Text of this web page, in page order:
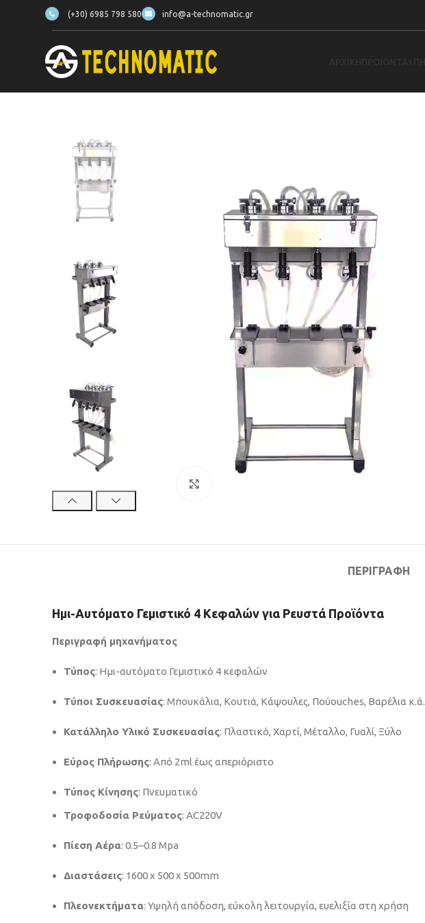
(+30) 6985 798 580 info@a-technomatic.gr
ΠΕΡΙΓΡΑΦΉ
Ημι-Αυτόματο Γεμιστικό 4 Κεφαλών για Ρευστά Προϊόντα
Περιγραφή μηχανήματος
Τύπος: Ημι-αυτόματο Γεμιστικό 4 κεφαλών
Τύποι Συσκευασίας: Μπουκάλια, Κουτιά, Κάψουλες, Πούouches, Βαρέλια κ.ά.
Κατάλληλο Υλικό Συσκευασίας: Πλαστικό, Χαρτί, Μέταλλο, Γυαλί, Ξύλο
Εύρος Πλήρωσης: Από 2ml έως απεριόριστο
Τύπος Κίνησης: Πνευματικό
Τροφοδοσία Ρεύματος: AC220V
Πίεση Αέρα: 0.5–0.8 Mpa
Διαστάσεις: 1600 x 500 x 500mm
Πλεονεκτήματα: Υψηλή απόδοση, εύκολη λειτουργία, ευελιξία στη χρήση